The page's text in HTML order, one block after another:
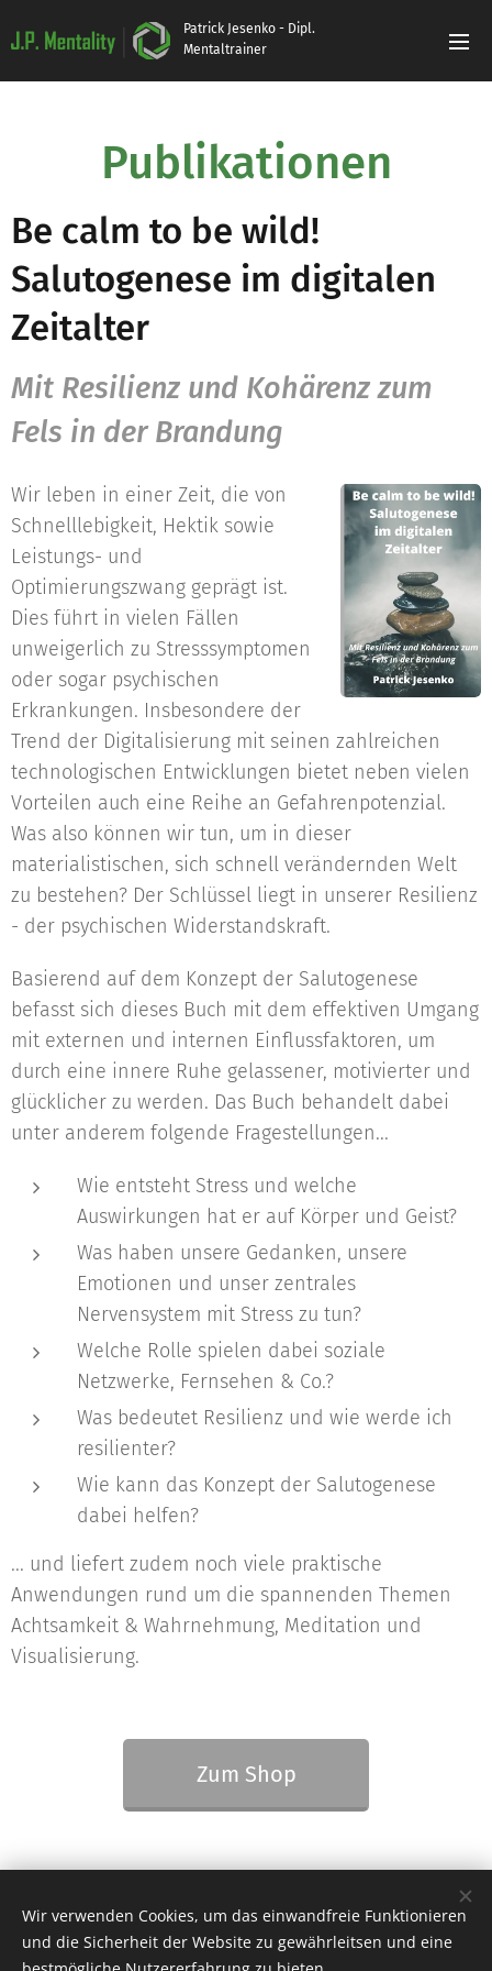
Patrick Jesenko - Dipl.
Mentaltrainer
Publikationen
Be calm to be wild!
Salutogenese im digitalen
Zeitalter
Mit Resilienz und Kohärenz zum
Fels in der Brandung
Wir leben in einer Zeit, die von
Schnelllebigkeit, Hektik sowie
Leistungs- und
Optimierungszwang geprägt ist.
Dies führt in vielen Fällen
unweigerlich zu Stresssymptomen
oder sogar psychischen
Erkrankungen. Insbesondere der
Trend der Digitalisierung mit seinen zahlreichen
technologischen Entwicklungen bietet neben vielen
Vorteilen auch eine Reihe an Gefahrenpotenzial.
Was also können wir tun, um in dieser
materialistischen, sich schnell verändernden Welt
zu bestehen? Der Schlüssel liegt in unserer Resilienz
- der psychischen Widerstandskraft.
Basierend auf dem Konzept der Salutogenese
befasst sich dieses Buch mit dem effektiven Umgang
mit externen und internen Einflussfaktoren, um
durch eine innere Ruhe gelassener, motivierter und
glücklicher zu werden. Das Buch behandelt dabei
unter anderem folgende Fragestellungen...
Wie entsteht Stress und welche
Auswirkungen hat er auf Körper und Geist?
Was haben unsere Gedanken, unsere
Emotionen und unser zentrales
Nervensystem mit Stress zu tun?
Welche Rolle spielen dabei soziale
Netzwerke, Fernsehen & Co.?
Was bedeutet Resilienz und wie werde ich
resilienter?
Wie kann das Konzept der Salutogenese
dabei helfen?
... und liefert zudem noch viele praktische
Anwendungen rund um die spannenden Themen
Achtsamkeit & Wahrnehmung, Meditation und
Visualisierung.
Zum Shop
A-6840 Götzis
Wir verwenden Cookies, um das einwandfreie Funktionieren
und die Sicherheit der Website zu gewährleitsen und eine